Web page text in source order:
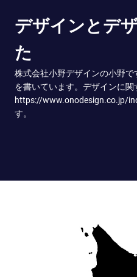
content
デザインとデ
た
株式会社小野デザインの小野
を書いています。デザインに
https://www.onodesign.co.jp/
す。